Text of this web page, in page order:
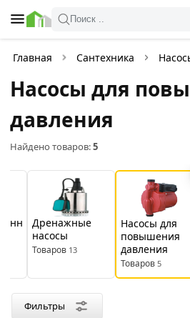
Поиск ..
Главная Сантехника
Насосы для
давления
Найдено товаров:5
Дренажные
насосы
Товаров 13
Насосы для
повышения
давления
Товаров 5
Фильтры
Фильтры
Найдено товаров:5
В
Со